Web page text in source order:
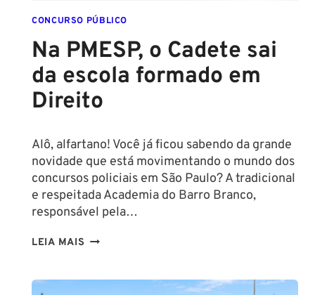
POLICIAL:
CONCURSO PÚBLICO
Na PMESP, o Cadete sai
da escola formado em
Direito
Alô, alfartano! Você já ficou sabendo da grande
novidade que está movimentando o mundo dos
concursos policiais em São Paulo? A tradicional
e respeitada Academia do Barro Branco,
responsável pela…
LEIA MAIS NA